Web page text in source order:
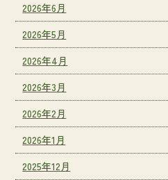
2026年6月
2026年5月
2026年4月
2026年3月
2026年2月
2026年1月
2025年12月